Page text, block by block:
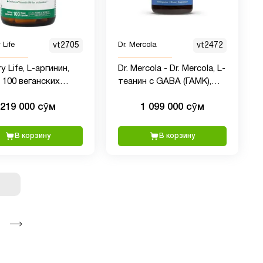
Life vt2705
Life, L-аргинин,
100 веганских
219 000 сӯм
В корзину
Dr. Mercola vt2472
Dr. Mercola - Dr. Mercola, L-
теанин с GABA (ГАМК),
1 099 000 сӯм
В корзину